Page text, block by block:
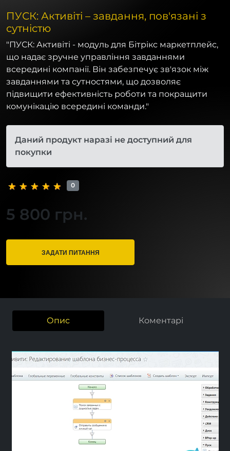
ПУСК: Активіті – завдання, пов'язані з
сутністю
"ПУСК: Активіті - модуль для Бітрікс маркетплейс,
що надає зручне управління завданнями
всередині компанії. Він забезпечує зв'язок між
завданнями та сутностями, що дозволяє
підвищити ефективність роботи та покращити
комунікацію всередині команди."
Даний продукт наразі не доступний для
покупки
0
5 800 грн.
ЗАДАТИ ПИТАННЯ
Опис Коментарі